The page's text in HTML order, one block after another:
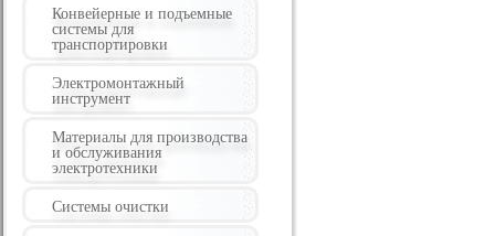
Конвейерные и подъемные
системы для
транспортировки
Электромонтажный
инструмент
Материалы для производства
и обслуживания
электротехники
Системы очистки